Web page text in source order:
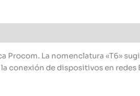
Procom. La nomenclatura «T6»
conexión de dispositivos en redes